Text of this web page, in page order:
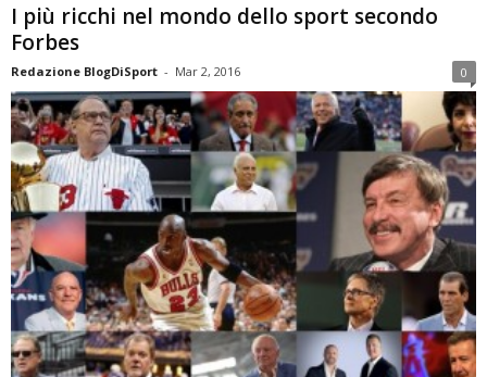
I più ricchi nel mondo dello sport secondo
Forbes
Redazione BlogDiSport - Mar 2, 2016 0